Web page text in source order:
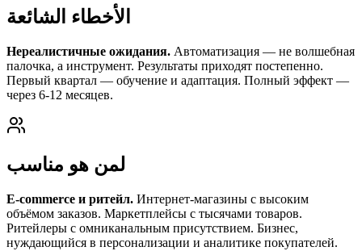
الأخطاء الشائعة
Нереалистичные ожидания. Автоматизация — не волшебная
палочка, а инструмент. Результаты приходят постепенно.
Первый квартал — обучение и адаптация. Полный эффект —
через 6-12 месяцев.
لمن هو مناسب
E-commerce и ритейл. Интернет-магазины с высоким
объёмом заказов. Маркетплейсы с тысячами товаров.
Ритейлеры с омниканальным присутствием. Бизнес,
нуждающийся в персонализации и аналитике покупателей.